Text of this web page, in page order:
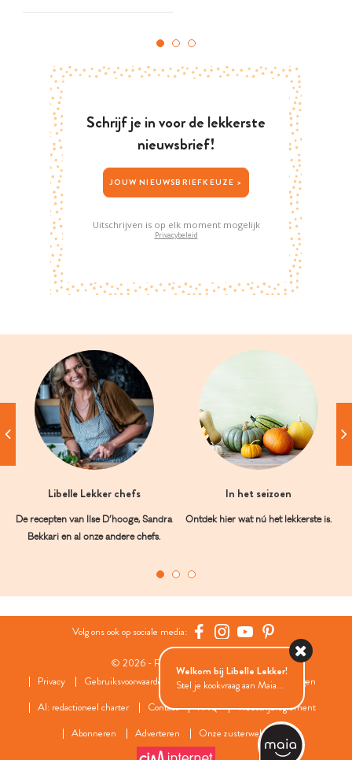
Schrijf je in voor de lekkerste
nieuwsbrief!
JOUW NIEUWSBRIEFKEUZE >
Uitschrijven is op elk moment mogelijk
Privacybeleid
Libelle Lekker chefs
De recepten van Ilse D’hooge, Sandra
Bekkari en al onze andere chefs.
In het seizoen
Ontdek hier wat nú het lekkerste is.
Volg ons ook op sociale media:
© 2026 - Roularta Media Group
Privacy
Gebruiksvoorwaarden Cookies
Cookies instellingen
AI: redactioneel charter
Contact FAQ
Wedstrijdreglement
Abonneren
Adverteren Onze zusterwebsites
Welkom bij Libelle Lekker!
Stel je kookvraag aan Maia...